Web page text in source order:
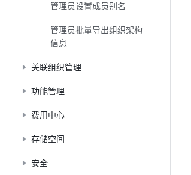
管理员设置成员别名
管理员批量导出组织架构
信息
关联组织管理
功能管理
费用中心
存储空间
安全